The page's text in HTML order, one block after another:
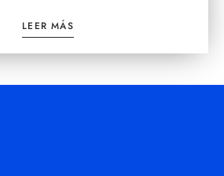
LEER MÁS